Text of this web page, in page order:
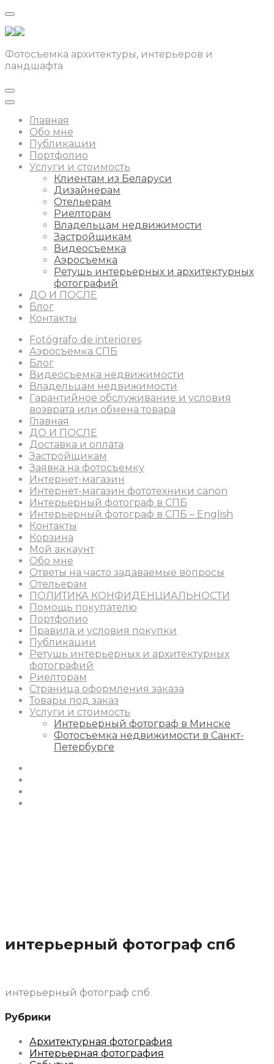
Фотосъемка архитектуры, интерьеров и
ландшафта
Главная
Обо мне
Публикации
Портфолио
Услуги и стоимость
Клиентам из Беларуси
Дизайнерам
Отельерам
Риелторам
Владельцам недвижимости
Застройщикам
Видеосъемка
Аэросъемка
Ретушь интерьерных и архитектурных
фотографий
ДО И ПОСЛЕ
Блог
Контакты
Fotógrafo de interiores
Аэросъемка СПБ
Блог
Видеосъемка недвижимости
Владельцам недвижимости
Гарантийное обслуживание и условия
возврата или обмена товара
Главная
ДО И ПОСЛЕ
Доставка и оплата
Застройщикам
Заявка на фотосъемку
Интернет-магазин
Интернет-магазин фототехники canon
Интерьерный фотограф в СПБ
Интерьерный фотограф в СПБ – English
Контакты
Корзина
Мой аккаунт
Обо мне
Ответы на часто задаваемые вопросы
Отельерам
ПОЛИТИКА КОНФИДЕНЦИАЛЬНОСТИ
Помощь покупателю
Портфолио
Правила и условия покупки
Публикации
Ретушь интерьерных и архитектурных
фотографий
Риелторам
Страница оформления заказа
Товары под заказ
Услуги и стоимость
Интерьерный фотограф в Минске
Фотосъемка недвижимости в Санкт-
Петербурге
интерьерный фотограф спб
интерьерный фотограф спб
Рубрики
Архитектурная фотография
Интерьерная фотография